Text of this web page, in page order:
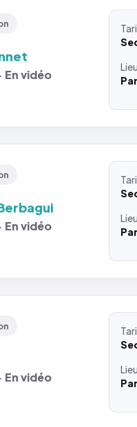
En vidéo
En vidéo
En vidéo